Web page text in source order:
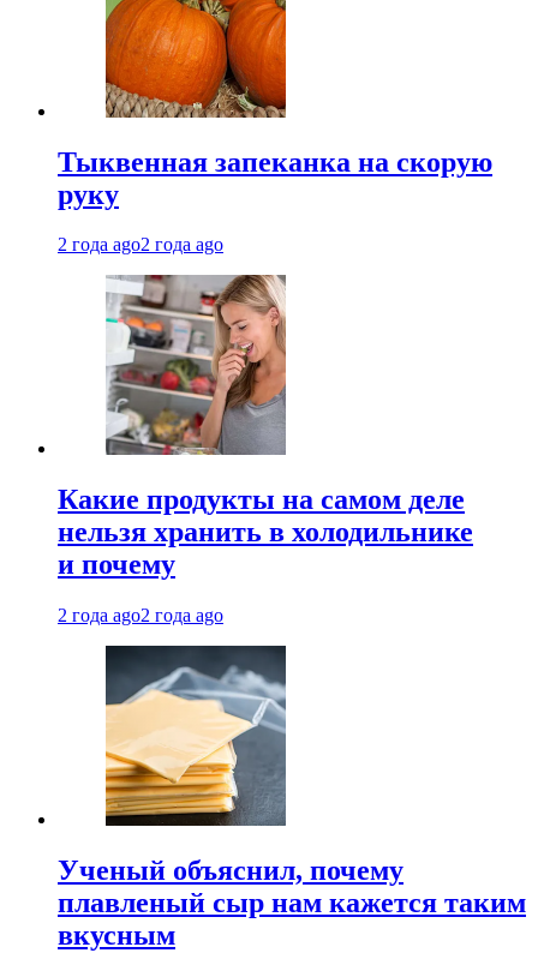
Тыквенная запеканка на скорую
руку
2 года ago2 года ago
Какие продукты на самом деле
нельзя хранить в холодильнике
и почему
2 года ago2 года ago
Ученый объяснил, почему
плавленый сыр нам кажется таким
вкусным